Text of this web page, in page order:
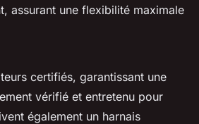
assurant une flexibilité maximale
certifiés, garantissant une
vérifié et entretenu pour
également un harnais